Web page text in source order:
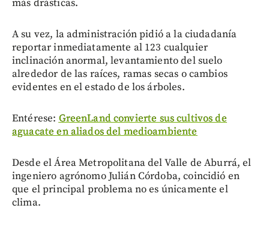
más drásticas.
A su vez, la administración pidió a la ciudadanía
reportar inmediatamente al 123 cualquier
inclinación anormal, levantamiento del suelo
alrededor de las raíces, ramas secas o cambios
evidentes en el estado de los árboles.
Entérese: GreenLand convierte sus cultivos de
aguacate en aliados del medioambiente
Desde el Área Metropolitana del Valle de Aburrá, el
ingeniero agrónomo Julián Córdoba, coincidió en
que el principal problema no es únicamente el
clima.